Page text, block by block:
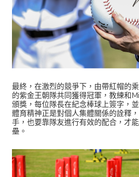
最終，在激烈的競爭下，由帶紅帽的
的紫金王朝隊共同獲得冠軍，教練和
頒獎，每位隊長在紀念棒球上簽字，
體育精神正是對個人集體關係的詮釋
手，也要靠隊友進行有效的配合，才
壘。